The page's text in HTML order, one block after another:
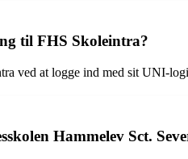
til FHS Skoleintra?
ved at logge ind med sit UNI-
Hammelev Sct.